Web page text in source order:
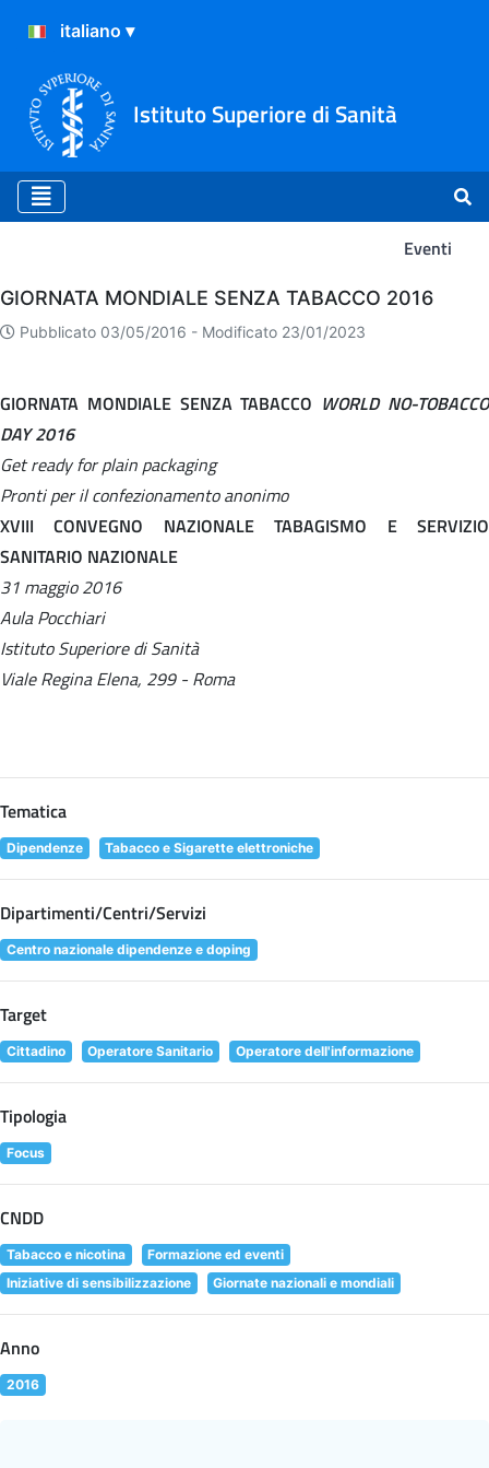
Istituto Superiore di Sanità
Eventi
Eventi
GIORNATA MONDIALE SENZA TABACCO 2016
Pubblicato 03/05/2016 - Modificato 23/01/2023
GIORNATA MONDIALE SENZA TABACCO WORLD NO-TOBACCO
DAY 2016
Get ready for plain packaging
Pronti per il confezionamento anonimo
XVIII CONVEGNO NAZIONALE TABAGISMO E SERVIZIO
SANITARIO NAZIONALE
31 maggio 2016
Aula Pocchiari
Istituto Superiore di Sanità
Viale Regina Elena, 299 - Roma
Tematica
Dipendenze Tabacco e Sigarette elettroniche
Dipartimenti/Centri/Servizi
Centro nazionale dipendenze e doping
Target
Cittadino Operatore Sanitario Operatore dell'informazione
Tipologia
Focus
CNDD
Tabacco e nicotina
Formazione ed eventi
Iniziative di sensibilizzazione
Giornate nazionali e mondiali
Anno
2016